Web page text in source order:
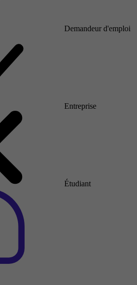
Demandeur d'emploi
Entreprise
Étudiant